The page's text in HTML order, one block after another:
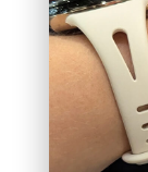
Die
Die